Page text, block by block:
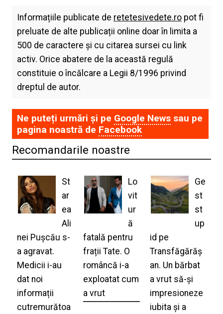
Informațiile publicate de retetesivedete.ropot fi
preluate de alte publicații online doar în limita a
500 de caractere și cu citarea sursei cu link
activ. Orice abatere de la această regulă
constituie o încălcare a Legii 8/1996 privind
dreptul de autor.
Ne puteți urmări și pe Google Newssau pe
pagina noastră de Facebook
Recomandarile noastre
St
ar
ea
Ali
nei Pușcău s-
a agravat.
Medicii i-au
dat noi
informații
cutremurătoa
Lo
vit
ur
ă
fatală pentru
frații Tate. O
româncă i-a
exploatat cum
a vrut
Ge
st
st
up
id pe
Transfăgărăș
an. Un bărbat
a vrut să-și
impresioneze
iubita și a